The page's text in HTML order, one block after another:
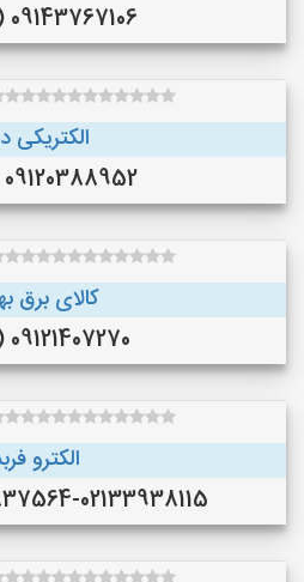
09143767106 (ارومیه)
الکتریکی
09120388952 (تهران)
کالای برق
09121407270 (تهران)
الکترو
09123837564-